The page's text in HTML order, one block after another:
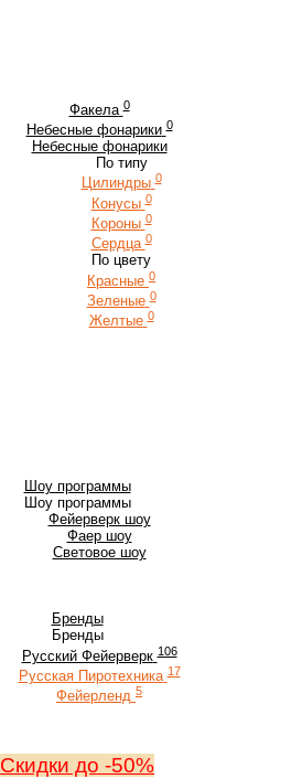
Факела 0
Небесные фонарики 0
Небесные фонарики
По типу
Цилиндры 0
Конусы 0
Короны 0
Сердца 0
По цвету
Красные 0
Зеленые 0
Желтые 0
Шоу программы
Шоу программы
Фейерверк шоу
Фаер шоу
Световое шоу
Бренды
Бренды
Русский Фейерверк 106
Русская Пиротехника 17
Фейерленд 5
Скидки до -50%